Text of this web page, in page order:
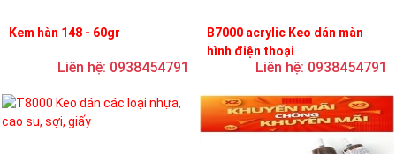
Kem hàn 148 - 60gr
Liên hệ: 0938454791
B7000 acrylic Keo dán màn
hình điện thoại
Liên hệ: 0938454791